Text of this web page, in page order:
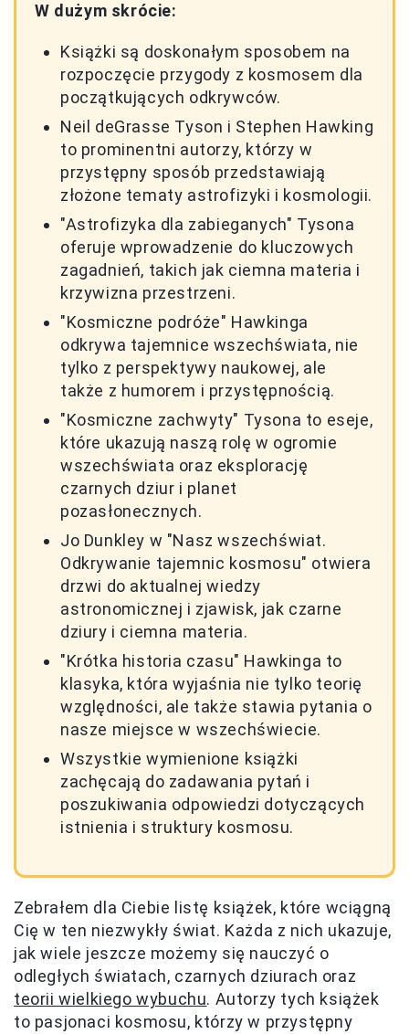
W dużym skrócie:
Książki są doskonałym sposobem na
rozpoczęcie przygody z kosmosem dla
początkujących odkrywców.
Neil deGrasse Tyson i Stephen Hawking
to prominentni autorzy, którzy w
przystępny sposób przedstawiają
złożone tematy astrofizyki i kosmologii.
"Astrofizyka dla zabieganych" Tysona
oferuje wprowadzenie do kluczowych
zagadnień, takich jak ciemna materia i
krzywizna przestrzeni.
"Kosmiczne podróże" Hawkinga
odkrywa tajemnice wszechświata, nie
tylko z perspektywy naukowej, ale
także z humorem i przystępnością.
"Kosmiczne zachwyty" Tysona to eseje,
które ukazują naszą rolę w ogromie
wszechświata oraz eksplorację
czarnych dziur i planet
pozasłonecznych.
Jo Dunkley w "Nasz wszechświat.
Odkrywanie tajemnic kosmosu" otwiera
drzwi do aktualnej wiedzy
astronomicznej i zjawisk, jak czarne
dziury i ciemna materia.
"Krótka historia czasu" Hawkinga to
klasyka, która wyjaśnia nie tylko teorię
względności, ale także stawia pytania o
nasze miejsce w wszechświecie.
Wszystkie wymienione książki
zachęcają do zadawania pytań i
poszukiwania odpowiedzi dotyczących
istnienia i struktury kosmosu.
Zebrałem dla Ciebie listę książek, które wciągną
Cię w ten niezwykły świat. Każda z nich ukazuje,
jak wiele jeszcze możemy się nauczyć o
odległych światach, czarnych dziurach oraz
teorii wielkiego wybuchu. Autorzy tych książek
to pasjonaci kosmosu, którzy w przystępny